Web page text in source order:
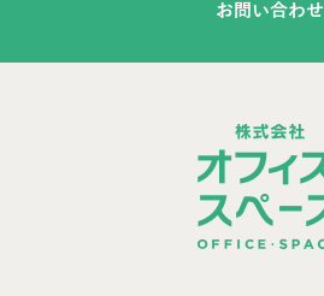
お問い合わせ